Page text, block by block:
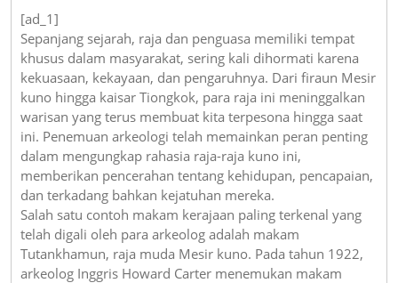
[ad_1]
Sepanjang sejarah, raja dan penguasa memiliki tempat
khusus dalam masyarakat, sering kali dihormati karena
kekuasaan, kekayaan, dan pengaruhnya. Dari firaun Mesir
kuno hingga kaisar Tiongkok, para raja ini meninggalkan
warisan yang terus membuat kita terpesona hingga saat
ini. Penemuan arkeologi telah memainkan peran penting
dalam mengungkap rahasia raja-raja kuno ini,
memberikan pencerahan tentang kehidupan, pencapaian,
dan terkadang bahkan kejatuhan mereka.
Salah satu contoh makam kerajaan paling terkenal yang
telah digali oleh para arkeolog adalah makam
Tutankhamun, raja muda Mesir kuno. Pada tahun 1922,
arkeolog Inggris Howard Carter menemukan makam